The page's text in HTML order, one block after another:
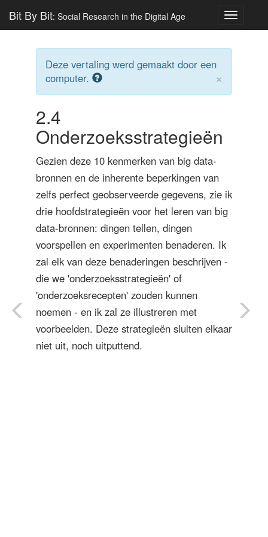
Toggle
Bit By Bit: Social Research in the Digital Age
Deze vertaling werd gemaakt door een
computer.
×
2.4
Onderzoeksstrategieën
Gezien deze 10 kenmerken van big data-
bronnen en de inherente beperkingen van
zelfs perfect geobserveerde gegevens, zie ik
drie hoofdstrategieën voor het leren van big
data-bronnen: dingen tellen, dingen
voorspellen en experimenten benaderen. Ik
zal elk van deze benaderingen beschrijven -
die we 'onderzoeksstrategieën' of
'onderzoeksrecepten' zouden kunnen
noemen - en ik zal ze illustreren met
voorbeelden. Deze strategieën sluiten elkaar
niet uit, noch uitputtend.